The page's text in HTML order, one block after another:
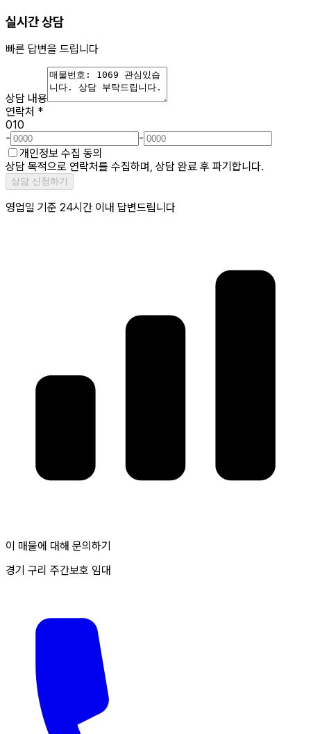
실시간 상담
빠른 답변을 드립니다
상담 내용
연락처 *
010
-
-
개인정보 수집 동의
상담 목적으로 연락처를 수집하며, 상담 완료 후 파기합니다.
상담 신청하기
영업일 기준 24시간 이내 답변드립니다
이 매물에 대해 문의하기
경기 구리 주간보호 임대